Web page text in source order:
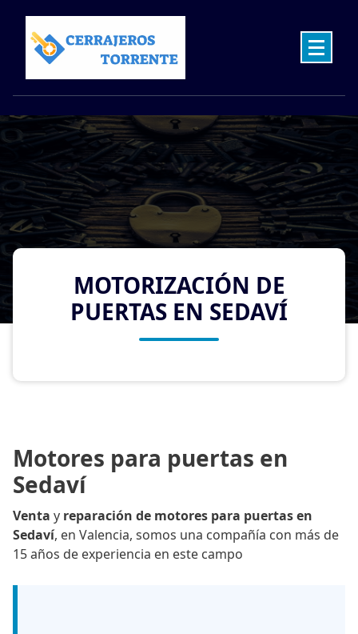
content
MOTORIZACIÓN DE
PUERTAS EN SEDAVÍ
Motores para puertas en
Sedaví
Venta y reparación de motores para puertas en
Sedaví, en Valencia, somos una compañía con más de
15 años de experiencia en este campo